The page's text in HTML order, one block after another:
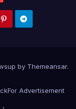
by Themeansar.
For Advertisement